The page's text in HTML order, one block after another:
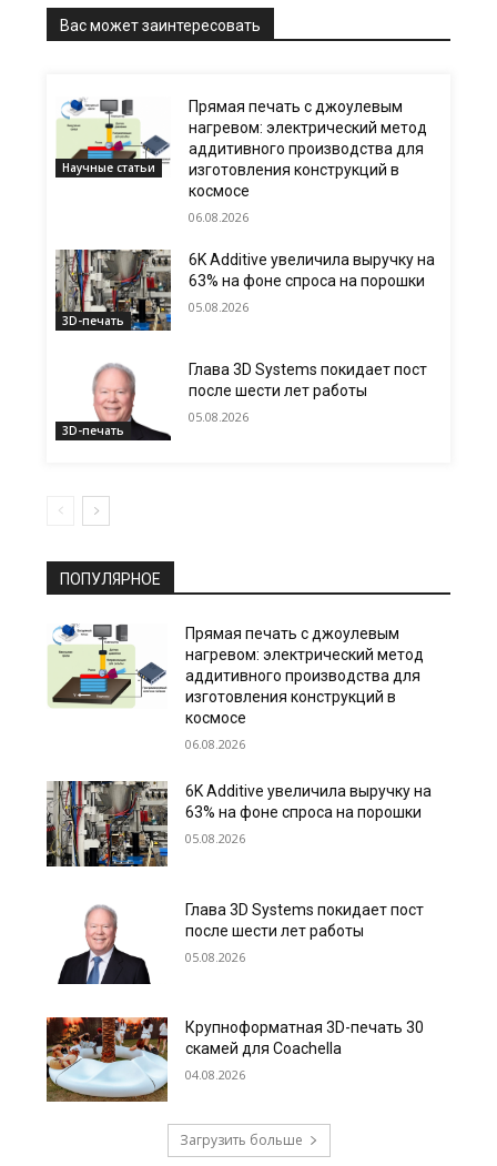
Вас может заинтересовать
Научные статьи
Прямая печать с джоулевым
нагревом: электрический метод
аддитивного производства для
изготовления конструкций в
космосе
06.08.2026
3D-печать
6K Additive увеличила выручку на
63% на фоне спроса на порошки
05.08.2026
3D-печать
Глава 3D Systems покидает пост
после шести лет работы
05.08.2026
ПОПУЛЯРНОЕ
Прямая печать с джоулевым
нагревом: электрический метод
аддитивного производства для
изготовления конструкций в
космосе
06.08.2026
6K Additive увеличила выручку на
63% на фоне спроса на порошки
05.08.2026
Глава 3D Systems покидает пост
после шести лет работы
05.08.2026
Крупноформатная 3D-печать 30
скамей для Coachella
04.08.2026
Загрузить больше